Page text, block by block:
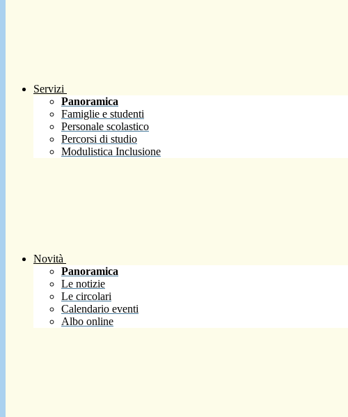
Servizi
Panoramica
Famiglie e studenti
Personale scolastico
Percorsi di studio
Modulistica Inclusione
Novità
Panoramica
Le notizie
Le circolari
Calendario eventi
Albo online